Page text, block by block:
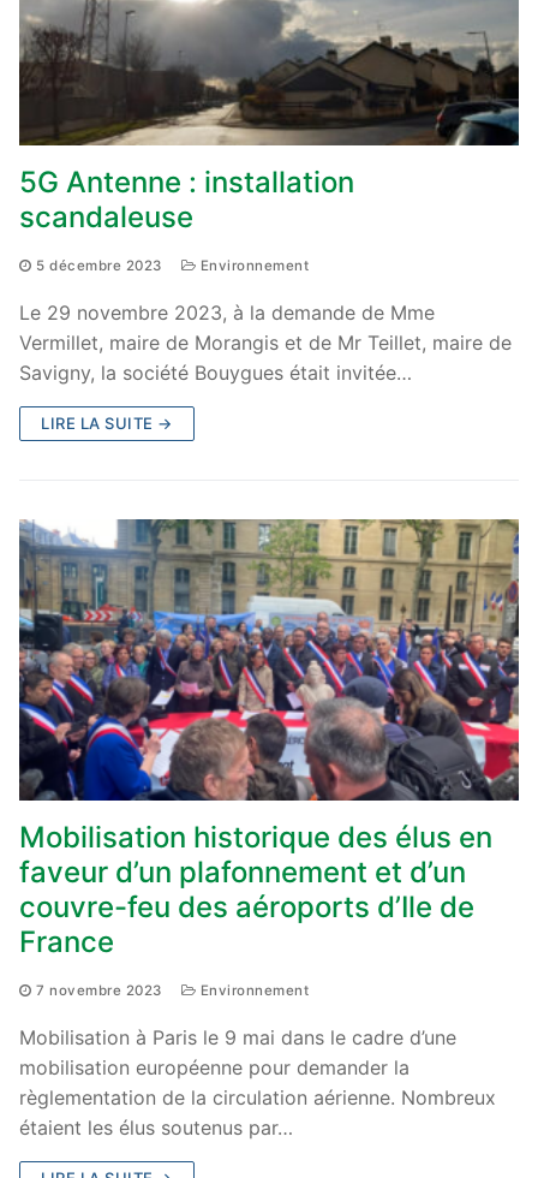
5G Antenne : installation
scandaleuse
5 décembre 2023 Environnement
Le 29 novembre 2023, à la demande de Mme
Vermillet, maire de Morangis et de Mr Teillet, maire de
Savigny, la société Bouygues était invitée…
LIRE LA SUITE →
Mobilisation historique des élus en
faveur d’un plafonnement et d’un
couvre-feu des aéroports d’Ile de
France
7 novembre 2023 Environnement
Mobilisation à Paris le 9 mai dans le cadre d’une
mobilisation européenne pour demander la
règlementation de la circulation aérienne. Nombreux
étaient les élus soutenus par…